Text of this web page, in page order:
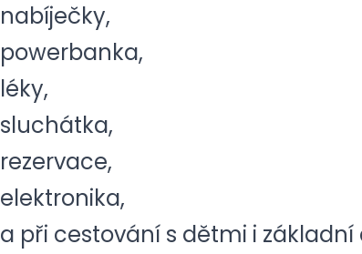
nabíječky,
powerbanka,
léky,
sluchátka,
rezervace,
elektronika,
a při cestování s dětmi i základní